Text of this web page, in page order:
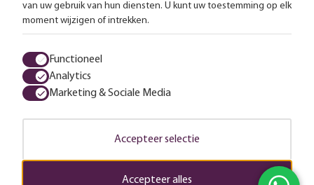
4.57 uit 2853 reviews
Algemene voorwaarden
van uw gebruik van hun diensten. U kunt uw toestemming op elk
moment wijzigen of intrekken.
Functioneel
Analytics
Marketing & Sociale Media
Accepteer selectie
Accepteer alles